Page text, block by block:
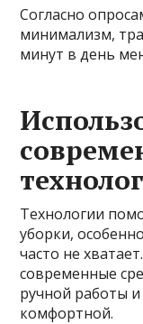
Согласно
минимализм,
минут в день
Технологии
уборки,
часто не
современные
ручной работы
комфортной.